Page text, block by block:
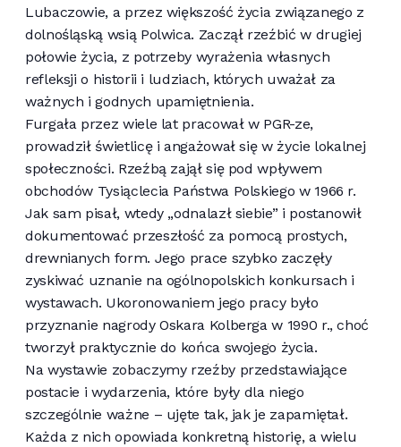
Lubaczowie, a przez większość życia związanego z
dolnośląską wsią Polwica. Zaczął rzeźbić w drugiej
połowie życia, z potrzeby wyrażenia własnych
refleksji o historii i ludziach, których uważał za
ważnych i godnych upamiętnienia.
Furgała przez wiele lat pracował w PGR-ze,
prowadził świetlicę i angażował się w życie lokalnej
społeczności. Rzeźbą zajął się pod wpływem
obchodów Tysiąclecia Państwa Polskiego w 1966 r.
Jak sam pisał, wtedy „odnalazł siebie” i postanowił
dokumentować przeszłość za pomocą prostych,
drewnianych form. Jego prace szybko zaczęły
zyskiwać uznanie na ogólnopolskich konkursach i
wystawach. Ukoronowaniem jego pracy było
przyznanie nagrody Oskara Kolberga w 1990 r., choć
tworzył praktycznie do końca swojego życia.
Na wystawie zobaczymy rzeźby przedstawiające
postacie i wydarzenia, które były dla niego
szczególnie ważne – ujęte tak, jak je zapamiętał.
Każda z nich opowiada konkretną historię, a wielu